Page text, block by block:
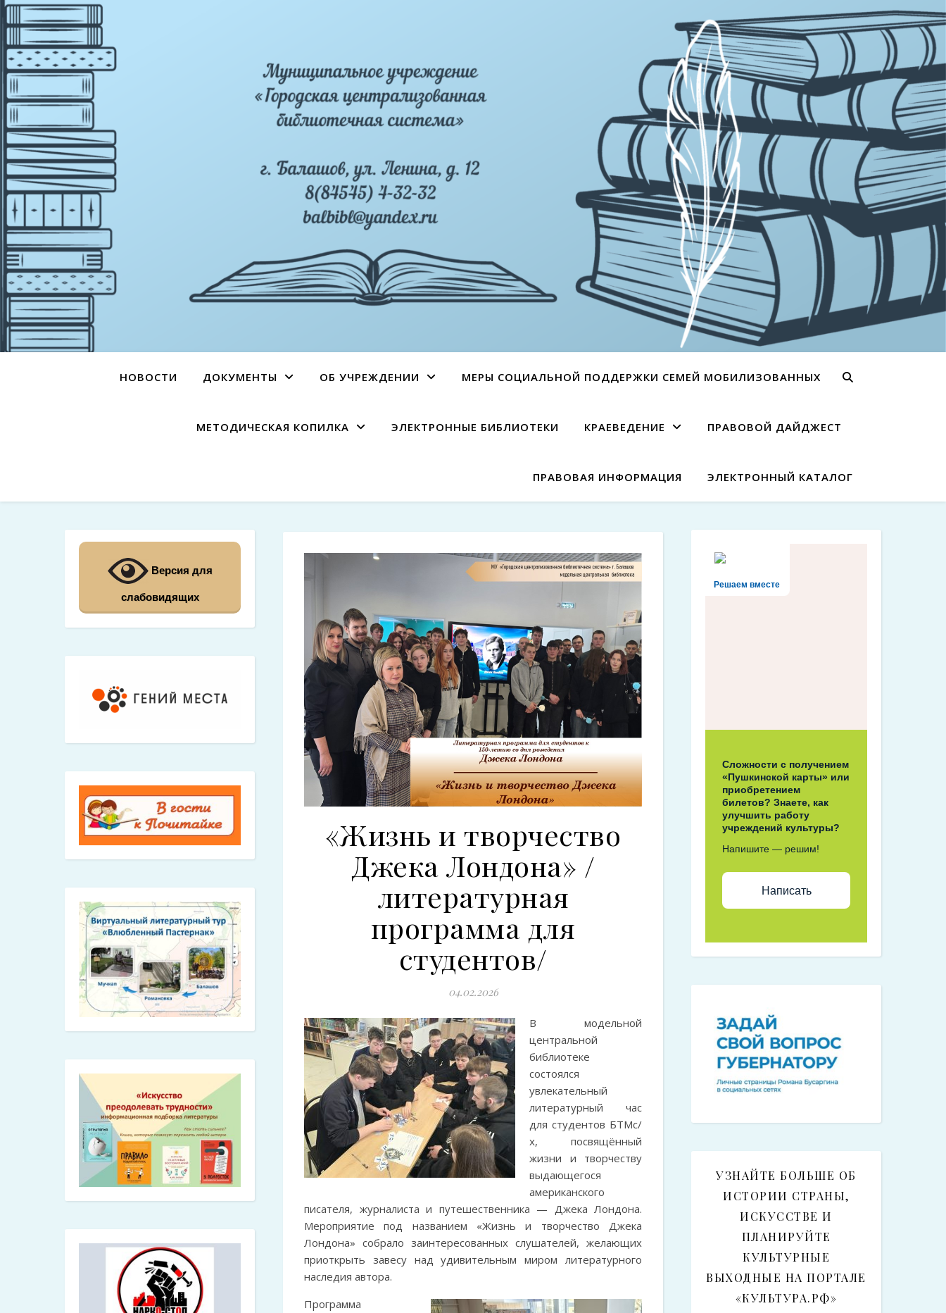
НОВОСТИ ДОКУМЕНТЫ ОБ УЧРЕЖДЕНИИ МЕРЫ СОЦИАЛЬНОЙ ПОДДЕРЖКИ СЕМЕЙ МОБИЛИЗОВАННЫХ
МЕТОДИЧЕСКАЯ КОПИЛКА ЭЛЕКТРОННЫЕ БИБЛИОТЕКИ КРАЕВЕДЕНИЕ ПРАВОВОЙ ДАЙДЖЕСТ
ПРАВОВАЯ ИНФОРМАЦИЯ ЭЛЕКТРОННЫЙ КАТАЛОГ
Версия для
слабовидящих
«Жизнь и творчество
Джека Лондона» /
литературная
программа для
студентов/
04.02.2026
В модельной
центральной
библиотеке
состоялся
увлекательный
литературный час
для студентов БТМс/
х, посвящённый
жизни и творчеству
выдающегося
американского
писателя, журналиста и путешественника — Джека Лондона.
Мероприятие под названием «Жизнь и творчество Джека
Лондона» собрало заинтересованных слушателей, желающих
приоткрыть завесу над удивительным миром литературного
наследия автора.
Программа
Решаем вместе
Сложности с получением
«Пушкинской карты» или
приобретением
билетов? Знаете, как
улучшить работу
учреждений культуры?
Напишите — решим!
Написать
УЗНАЙТЕ БОЛЬШЕ ОБ
ИСТОРИИ СТРАНЫ,
ИСКУССТВЕ И
ПЛАНИРУЙТЕ
КУЛЬТУРНЫЕ
ВЫХОДНЫЕ НА ПОРТАЛЕ
«КУЛЬТУРА.РФ»